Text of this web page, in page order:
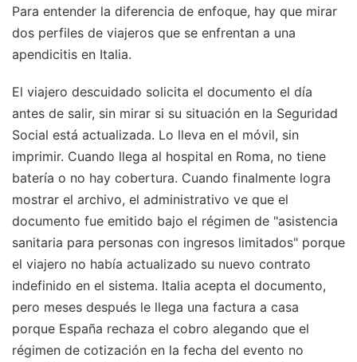
Para entender la diferencia de enfoque, hay que mirar
dos perfiles de viajeros que se enfrentan a una
apendicitis en Italia.
El viajero descuidado solicita el documento el día
antes de salir, sin mirar si su situación en la Seguridad
Social está actualizada. Lo lleva en el móvil, sin
imprimir. Cuando llega al hospital en Roma, no tiene
batería o no hay cobertura. Cuando finalmente logra
mostrar el archivo, el administrativo ve que el
documento fue emitido bajo el régimen de "asistencia
sanitaria para personas con ingresos limitados" porque
el viajero no había actualizado su nuevo contrato
indefinido en el sistema. Italia acepta el documento,
pero meses después le llega una factura a casa
porque España rechaza el cobro alegando que el
régimen de cotización en la fecha del evento no